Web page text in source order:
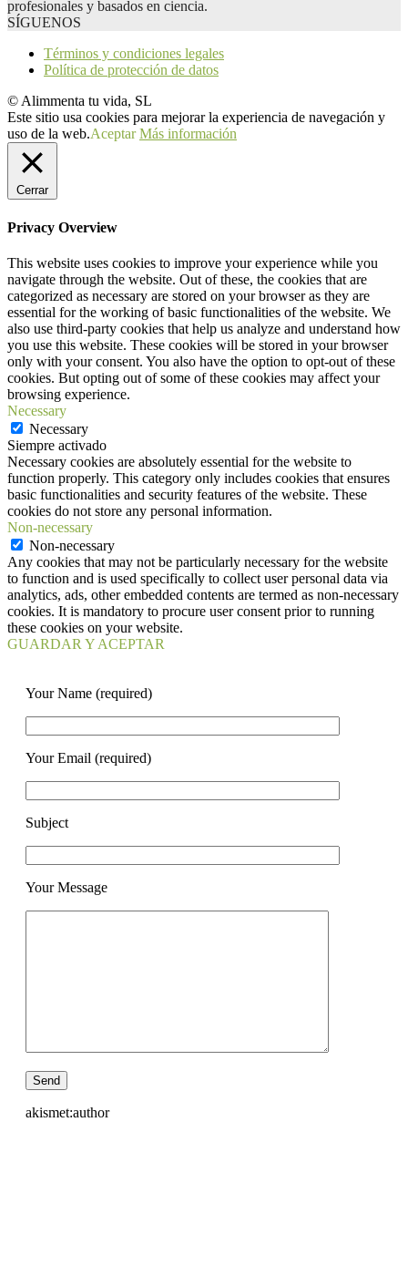
profesionales y basados en ciencia.
SÍGUENOS
Términos y condiciones legales
Política de protección de datos
© Alimmenta tu vida, SL
Este sitio usa cookies para mejorar la experiencia de navegación y
uso de la web.Aceptar Más información
Cerrar
Privacy Overview
This website uses cookies to improve your experience while you
navigate through the website. Out of these, the cookies that are
categorized as necessary are stored on your browser as they are
essential for the working of basic functionalities of the website. We
also use third-party cookies that help us analyze and understand how
you use this website. These cookies will be stored in your browser
only with your consent. You also have the option to opt-out of these
cookies. But opting out of some of these cookies may affect your
browsing experience.
Necessary
Necessary
Siempre activado
Necessary cookies are absolutely essential for the website to
function properly. This category only includes cookies that ensures
basic functionalities and security features of the website. These
cookies do not store any personal information.
Non-necessary
Non-necessary
Any cookies that may not be particularly necessary for the website
to function and is used specifically to collect user personal data via
analytics, ads, other embedded contents are termed as non-necessary
cookies. It is mandatory to procure user consent prior to running
these cookies on your website.
GUARDAR Y ACEPTAR
Your Name (required)
Your Email (required)
Subject
Your Message
akismet:author